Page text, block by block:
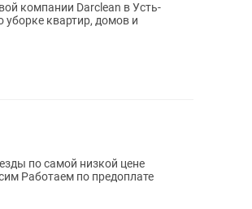
компании Darclean в Усть-
по самой низкой цене
Работаем по предоплате